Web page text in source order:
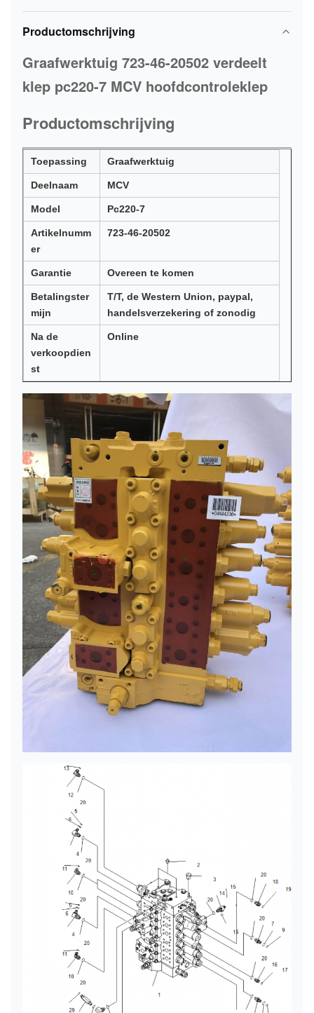
Productomschrijving
Graafwerktuig 723-46-20502 verdeelt
klep pc220-7 MCV hoofdcontroleklep
Productomschrijving
Toepassing Graafwerktuig
Deelnaam MCV
Model Pc220-7
Artikelnumm
er
723-46-20502
Garantie Overeen te komen
Betalingster
mijn
T/T, de Western Union, paypal,
handelsverzekering of zonodig
Na de
verkoopdien
st
Online